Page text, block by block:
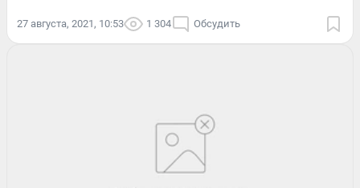
27 августа, 2021, 10:53 1 304 Обсудить